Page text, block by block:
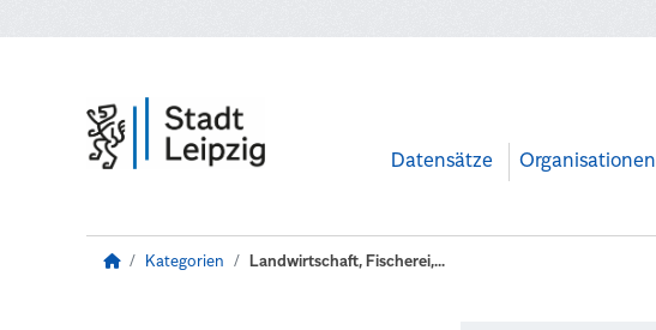
Datensätze Organisationen
Kategorien Landwirtschaft, Fischerei,...